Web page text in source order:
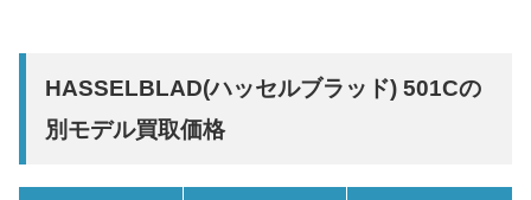
HASSELBLAD(ハッセルブラッド) 501Cの
別モデル買取価格